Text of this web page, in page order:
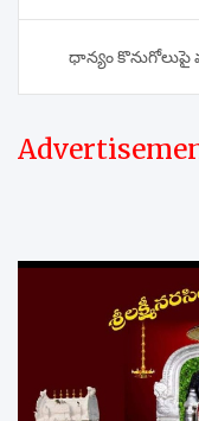
ధాన్యం కొనుగోలుపై